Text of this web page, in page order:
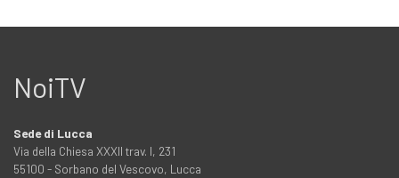
NoiTV
Sede di Lucca
Via della Chiesa XXXII trav. I, 231
55100 - Sorbano del Vescovo, Lucca